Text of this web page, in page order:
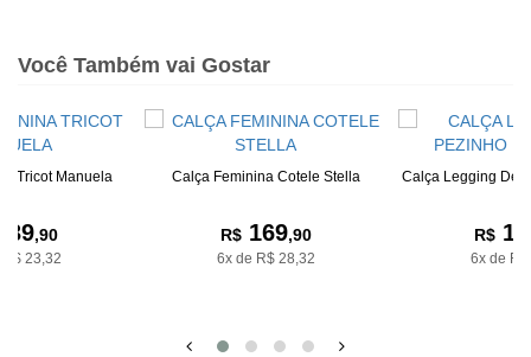
Você Também vai Gostar
Tricot Manuela
,90
23,32
Calça Feminina Cotele Stella
R$169,90
6x de R$ 28,32
Calça Legging De
R$
6x de